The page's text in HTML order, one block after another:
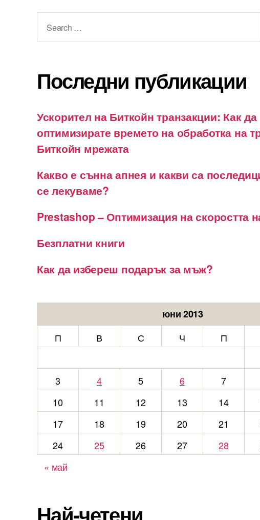
for:
Последни публикации
Ускорител на Биткойн транзакции: Как да
оптимизирате времето на обработка на
Биткойн мрежата
Какво е сънна апнея и какви са
се лекуваме?
Prestashop – Оптимизация на скоростта
Безплатни книги
Как да избереш подарък за мъж?
юни 2013
П
В С Ч П
3
4 5 6 7
10
11 12 13 14
17
18 19 20 21
24
25 26 27 28
« май